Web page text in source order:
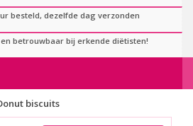
besteld, dezelfde dag verzonden
en betrouwbaar bij erkende diëtisten!
biscuits